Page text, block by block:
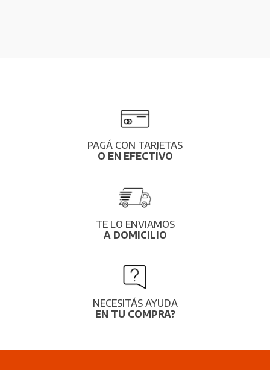
PAGÁ CON TARJETAS
O EN EFECTIVO
TE LO ENVIAMOS
A DOMICILIO
NECESITÁS AYUDA
EN TU COMPRA?